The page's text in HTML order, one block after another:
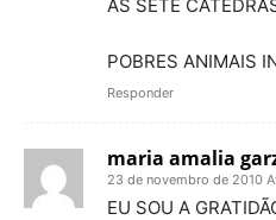
AS SETE
POBRES ANIMAIS
Responder
maria amalia
23 de novembro de 2010
EU SOU A